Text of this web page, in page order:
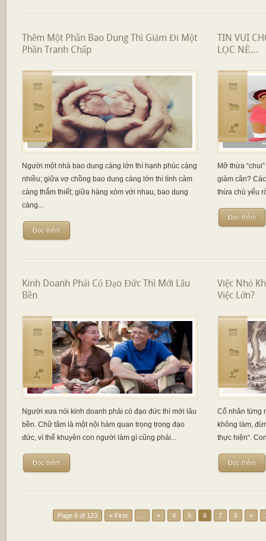
Thêm Một Phần Bao Dung Thì Giảm Đi Một
Phần Tranh Chấp
Người một nhà bao dung càng lớn thì hạnh phúc càng
nhiều; giữa vợ chồng bao dung càng lớn thì tình cảm
càng thắm thiết; giữa hàng xóm với nhau, bao dung
càng...
Đọc thêm
TIN VUI
LỌC NÈ…
Mỡ thừa
giảm cân?
thừa chủ yếu
Đọc thêm
Kinh Doanh Phải Có Đạo Đức Thì Mới Lâu
Bền
Người xưa nói kinh doanh phải có đạo đức thì mới lâu
bền. Chữ tâm là một nội hàm quan trọng trong đạo
đức, vì thế khuyên con người làm gì cũng phải...
Đọc thêm
Việc Nhỏ
Việc Lớn?
Cổ nhân từng
không làm,
thực hiện“.
Đọc thêm
Page 6 of 123 « First « 4 5 6 7 8 »